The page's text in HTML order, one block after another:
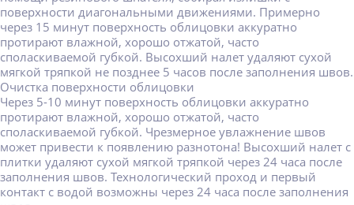
поверхности диагональными движениями. Примерно
через 15 минут поверхность облицовки аккуратно
протирают влажной, хорошо отжатой, часто
споласкиваемой губкой. Высохший налет удаляют сухой
мягкой тряпкой не позднее 5 часов после заполнения швов.
Очистка поверхности облицовки
Через 5-10 минут поверхность облицовки аккуратно
протирают влажной, хорошо отжатой, часто
споласкиваемой губкой. Чрезмерное увлажнение швов
может привести к появлению разнотона! Высохший налет с
плитки удаляют сухой мягкой тряпкой через 24 часа после
заполнения швов. Технологический проход и первый
контакт с водой возможны через 24 часа после заполнения